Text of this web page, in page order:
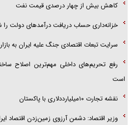
کاهش بیش از چهار درصدی قیمت نفت
خزانه‌داری حساب دریافت درآمد‌های دولت را
سرایت تبعات اقتصادی جنگ علیه ایران به
رفع تحریم‌های داخلی مهم‌ترین اصلاح
است
نقشه تجارت ۱۰میلیارددلاری با پاکستان
وزیر اقتصاد: دشمن آرزوی زمین‌زدن اقتصاد